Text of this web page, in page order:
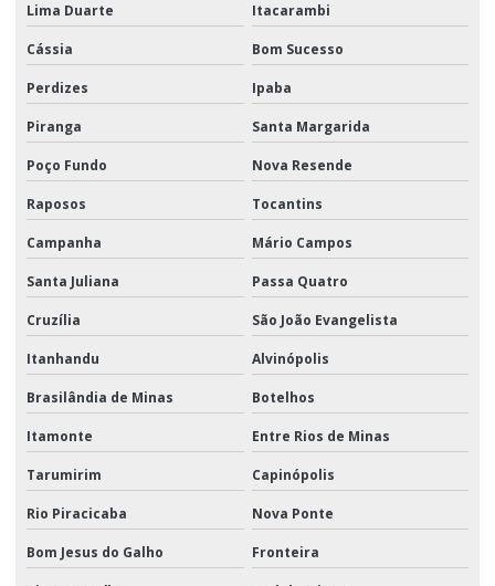
Lima Duarte Itacarambi
Cássia Bom Sucesso
Perdizes Ipaba
Piranga Santa Margarida
Poço Fundo Nova Resende
Raposos Tocantins
Campanha Mário Campos
Santa Juliana Passa Quatro
Cruzília São João Evangelista
Itanhandu Alvinópolis
Brasilândia de Minas Botelhos
Itamonte Entre Rios de Minas
Tarumirim Capinópolis
Rio Piracicaba Nova Ponte
Bom Jesus do Galho Fronteira